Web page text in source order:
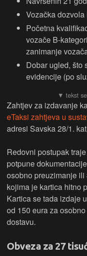
Vozačka
Početna
vozače B-
zanimanje
Dobar ugled, što
evidencije (po
Zahtjev za izdavanje
eTaksi zahtjeva u
adresi Savska 28/1.
Redovni postupak
potpune
osobno preuzimanje
kojima je kartica hitno
Kartica se tada izdaje
od 150 eura za
dostavu.
Obveza za 27